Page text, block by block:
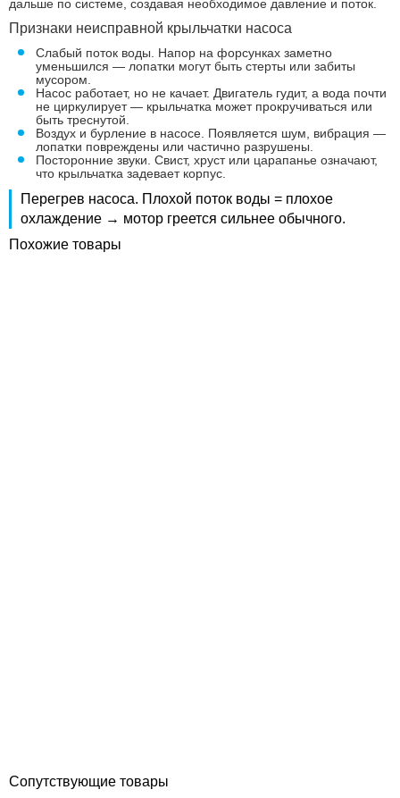
дальше по системе, создавая необходимое давление и поток.
Признаки неисправной крыльчатки насоса
Слабый поток воды. Напор на форсунках заметно
уменьшился — лопатки могут быть стерты или забиты
мусором.
Насос работает, но не качает. Двигатель гудит, а вода почти
не циркулирует — крыльчатка может прокручиваться или
быть треснутой.
Воздух и бурление в насосе. Появляется шум, вибрация —
лопатки повреждены или частично разрушены.
Посторонние звуки. Свист, хруст или царапанье означают,
что крыльчатка задевает корпус.
Перегрев насоса. Плохой поток воды = плохое
охлаждение → мотор греется сильнее обычного.
Похожие товары
Сопутствующие товары